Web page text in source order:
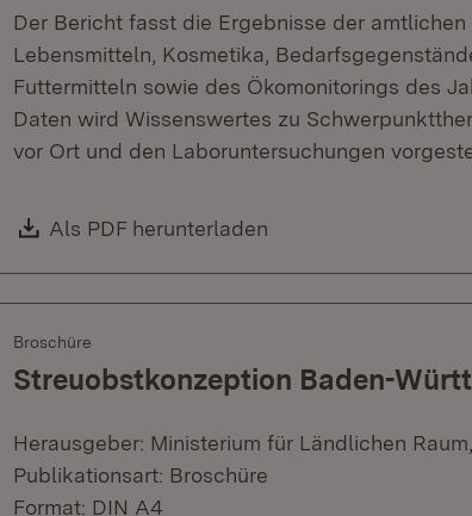
Der Bericht fasst die Ergebnisse der
Lebensmitteln, Kosmetika,
Futtermitteln sowie des Ökomonitorings des
Daten wird Wissenswertes zu
vor Ort und den Laboruntersuchungen
Download:
Als PDF herunterladen
Broschüre
Streuobstkonzeption Baden-
Herausgeber: Ministerium für Ländlichen
Publikationsart: Broschüre
Format: DIN A4